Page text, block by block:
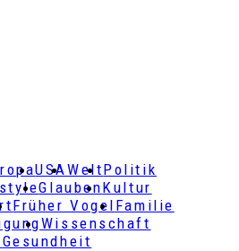
USAWeltPolitik
GlaubenKultur
Früher Vogel Familie
Wissenschaft
Gesundheit